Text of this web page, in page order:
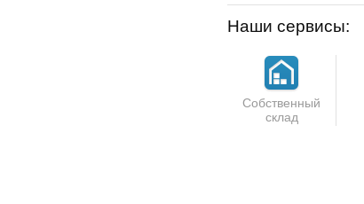
Наши сервисы:
Собственный
склад